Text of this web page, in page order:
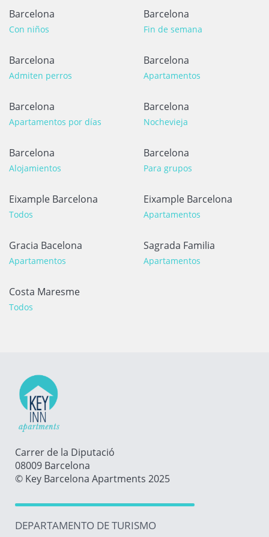
Barcelona
Con niños
Barcelona
Fin de semana
Barcelona
Admiten perros
Barcelona
Apartamentos
Barcelona
Apartamentos por días
Barcelona
Nochevieja
Barcelona
Alojamientos
Barcelona
Para grupos
Eixample Barcelona
Todos
Eixample Barcelona
Apartamentos
Gracia Bacelona
Apartamentos
Sagrada Familia
Apartamentos
Costa Maresme
Todos
Carrer de la Diputació
08009 Barcelona
© Key Barcelona Apartments 2025
DEPARTAMENTO DE TURISMO